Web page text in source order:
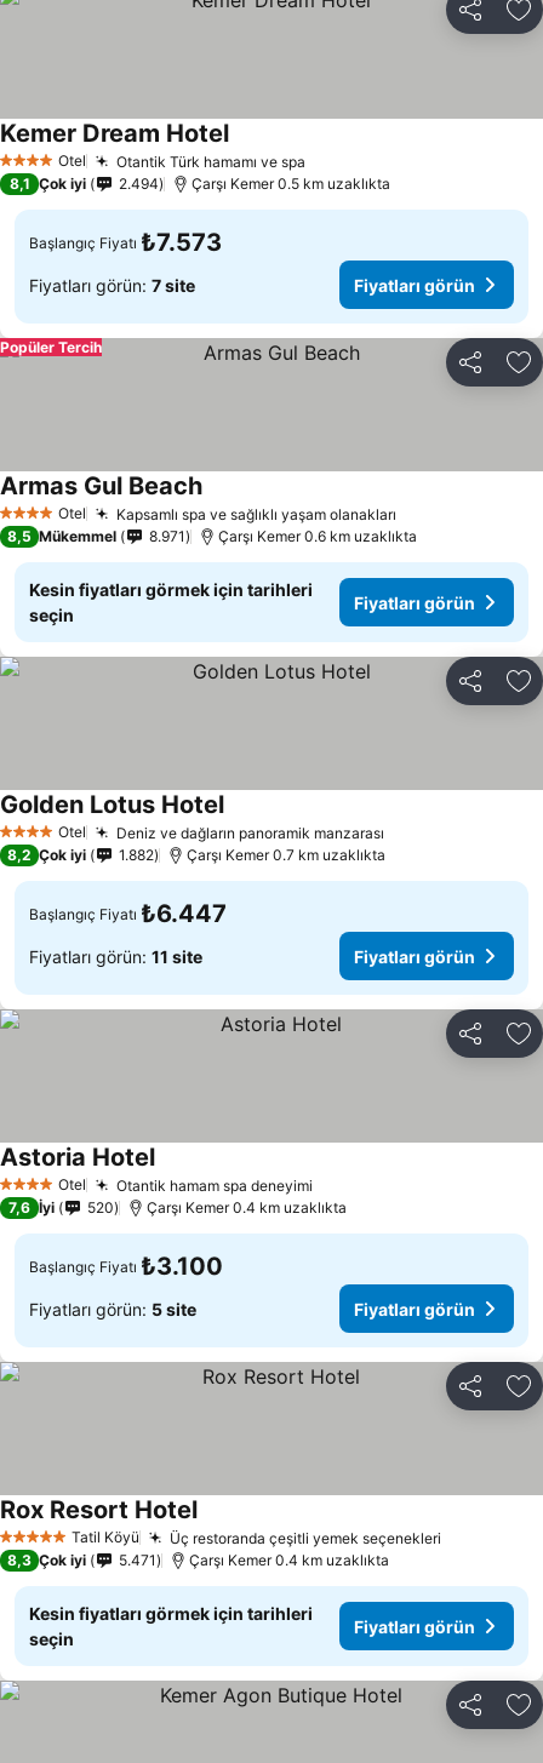
Paylaş
4 Yıldız Otel Otantik Türk hamamı ve spa
Kemer Dream HotelFiyatları görün
8,1 Çok iyi 2.494 Çarşı Kemer 0.5 km uzaklıkta
Başlangıç Fiyatı ₺7.573
Fiyatları görün: 7 site Fiyatları görün
Paylaş
Popüler Tercih
4 Yıldız Otel Kapsamlı spa ve sağlıklı yaşam olanakları
Armas Gul BeachFiyatları görün
8,5 Mükemmel 8.971 Çarşı Kemer 0.6 km uzaklıkta
Kesin fiyatları görmek için tarihleri
seçin
Fiyatları görün
Paylaş
4 Yıldız Otel Deniz ve dağların panoramik manzarası
Golden Lotus HotelFiyatları görün
8,2 Çok iyi 1.882 Çarşı Kemer 0.7 km uzaklıkta
Başlangıç Fiyatı ₺6.447
Fiyatları görün: 11 site Fiyatları görün
Paylaş
4 Yıldız Otel Otantik hamam spa deneyimi
Astoria HotelFiyatları görün
7,6 İyi 520 Çarşı Kemer 0.4 km uzaklıkta
Başlangıç Fiyatı ₺3.100
Fiyatları görün: 5 site Fiyatları görün
Paylaş
5 Yıldız Tatil Köyü Üç restoranda çeşitli yemek seçenekleri
Rox Resort HotelFiyatları görün
8,3 Çok iyi 5.471 Çarşı Kemer 0.4 km uzaklıkta
Kesin fiyatları görmek için tarihleri
seçin
Fiyatları görün
Paylaş